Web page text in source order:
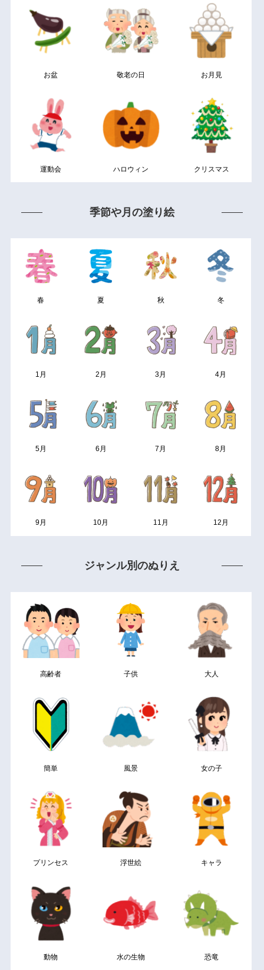
お盆 敬老の日 お月見
運動会 ハロウィン クリスマス
季節や月の塗り絵
春 夏 秋 冬
1月 2月 3月 4月
5月 6月 7月 8月
9月 10月 11月 12月
ジャンル別のぬりえ
高齢者 子供 大人
簡単 風景 女の子
プリンセス 浮世絵 キャラ
動物 水の生物 恐竜